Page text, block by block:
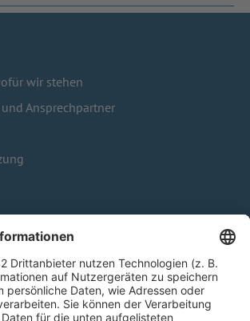
wir stehen
Ansprechpartner
SEITEN